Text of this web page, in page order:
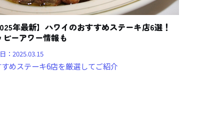
年最新】ハワイのおすすめステーキ店6選！
ピーアワー情報も
：2025.03.15
すめステーキ6店を厳選してご紹介